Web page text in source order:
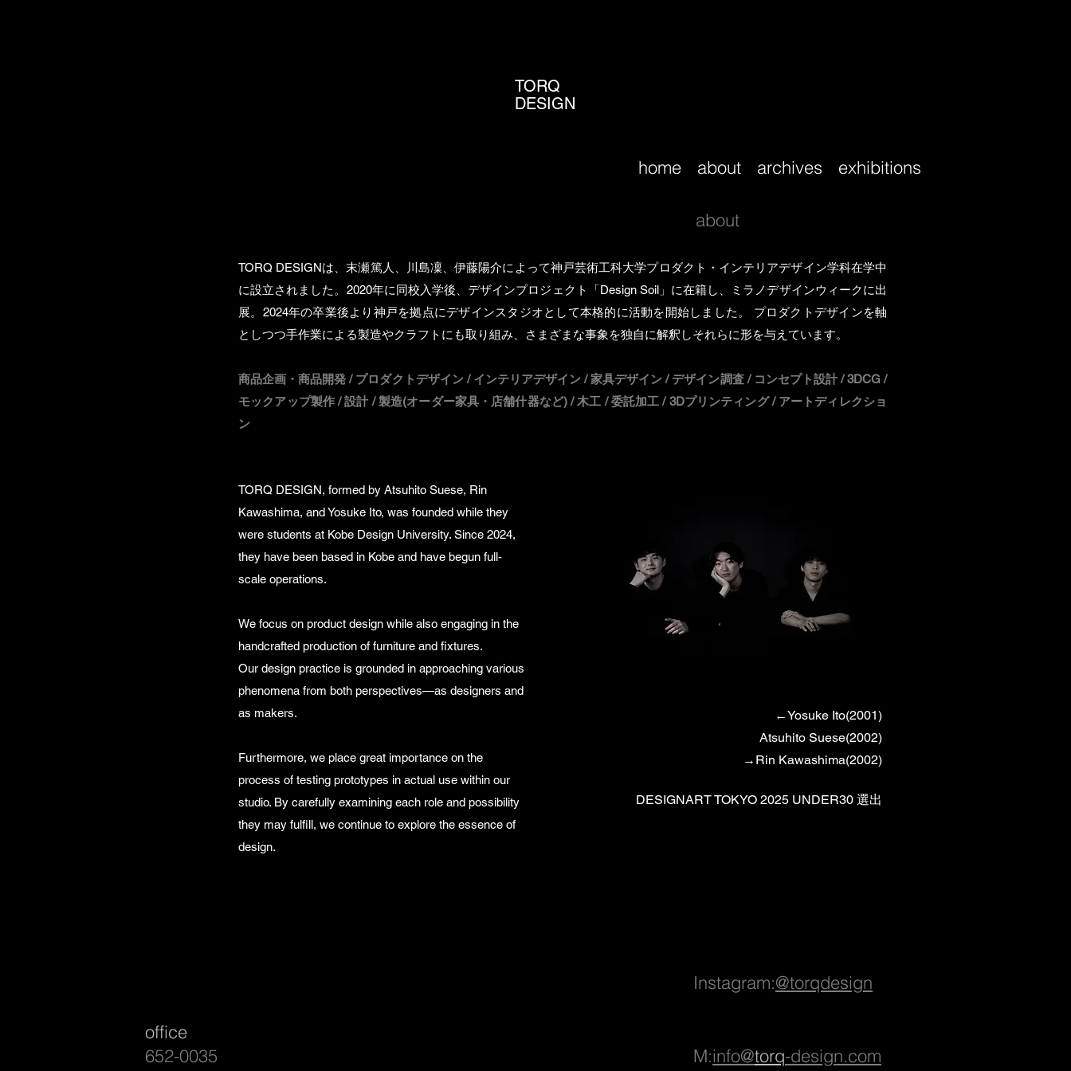
TORQ
DESIGN
home about archives exhibitions
about
TORQ DESIGNは、​末瀬篤人、川島凜、伊藤陽介によって神戸芸術工科大学プロダクト・インテリアデザイン学科在学中
に設立されました。2020年に同校入学後、デザインプロジェクト「Design Soil」に在籍し、ミラノデザインウィークに出
展。2024年の卒業後より神戸を拠点にデザインスタジオとして本格的に活動を開始しました。 プロダクトデザインを軸
としつつ手作業による製造やクラフトにも取り組み、さまざまな事象を独自に解釈しそれらに形を与えています。
商品企画・商品開発 / プロダクトデザイン / インテリアデザイン / 家具デザイン / デザイン調査 / コンセプト設計 / 3DCG /
モックアップ製作 / 設計 / 製造(オーダー家具・店舗什器など) / 木工 / 委託加工 / 3Dプリンティング / アートディレクショ
ン
TORQ DESIGN, formed by Atsuhito Suese, Rin
Kawashima, and Yosuke Ito, was founded while they
were students at Kobe Design University. Since 2024,
they have been based in Kobe and have begun full-
scale operations.
We focus on product design while also engaging in the
handcrafted production of furniture and fixtures.
Our design practice is grounded in approaching various
phenomena from both perspectives—as designers and
as makers.
Furthermore, we place great importance on the
process of testing prototypes in actual use within our
studio. By carefully examining each role and possibility
they may fulfill, we continue to explore the essence of
design.
←Yosuke Ito(2001)
Atsuhito Suese(2002)
→Rin Kawashima(2002)
DESIGNART TOKYO 2025 UNDER30 選出
Instagram:@torqdesign
office
652-0035
M:info@torq-design.com